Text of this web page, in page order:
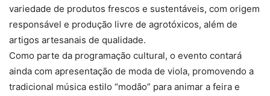
variedade de produtos frescos e sustentáveis, com origem
responsável e produção livre de agrotóxicos, além de
artigos artesanais de qualidade.
Como parte da programação cultural, o evento contará
ainda com apresentação de moda de viola, promovendo a
tradicional música estilo “modão” para animar a feira e